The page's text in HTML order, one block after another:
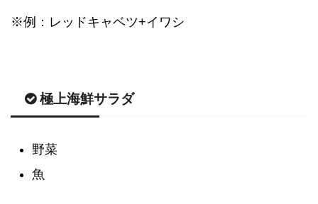
※例：レッドキャベツ+イワシ
極上海鮮サラダ
野菜
魚